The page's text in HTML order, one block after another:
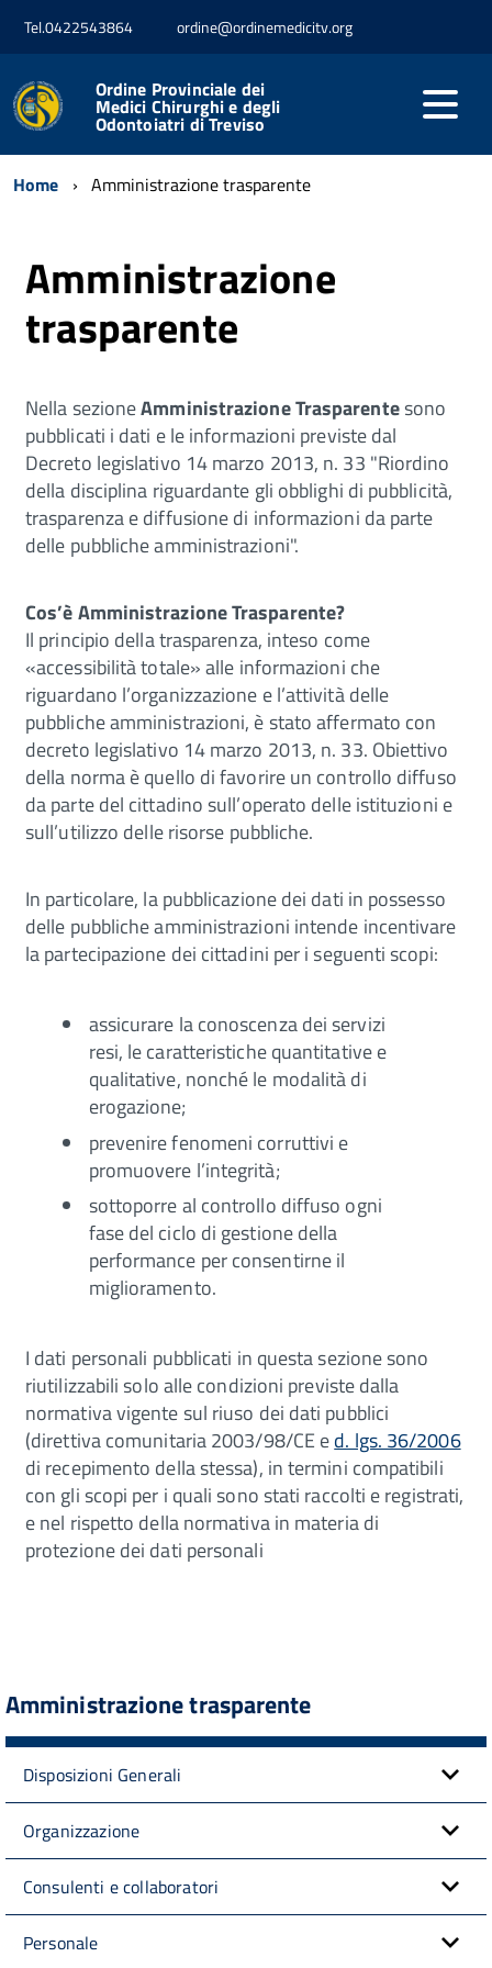
Tel.0422543864 ordine@ordinemedicitv.org
Ordine Provinciale dei
Medici Chirurghi e degli
Odontoiatri di Treviso
Home Amministrazione trasparente
Amministrazione
trasparente
Nella sezioneAmministrazione Trasparentesono
pubblicati i dati e le informazioni previste dal
Decreto legislativo 14 marzo 2013, n. 33 "Riordino
della disciplina riguardante gli obblighi di pubblicità,
trasparenza e diffusione di informazioni da parte
delle pubbliche amministrazioni".
Cos’è Amministrazione Trasparente?
Il principio della trasparenza, inteso come
«accessibilità totale» alle informazioni che
riguardano l’organizzazione e l’attività delle
pubbliche amministrazioni, è stato affermato con
decreto legislativo 14 marzo 2013, n. 33. Obiettivo
della norma è quello di favorire un controllo diffuso
da parte del cittadino sull’operato delle istituzioni e
sull’utilizzo delle risorse pubbliche.
In particolare, la pubblicazione dei dati in possesso
delle pubbliche amministrazioni intende incentivare
la partecipazione dei cittadini per i seguenti scopi:
assicurare la conoscenza dei servizi
resi, le caratteristiche quantitative e
qualitative, nonché le modalità di
erogazione;
prevenire fenomeni corruttivi e
promuovere l’integrità;
sottoporre al controllo diffuso ogni
fase del ciclo di gestione della
performance per consentirne il
miglioramento.
I dati personali pubblicati in questa sezione sono
riutilizzabili solo alle condizioni previste dalla
normativa vigente sul riuso dei dati pubblici
(direttiva comunitaria 2003/98/CE ed. lgs. 36/2006
di recepimento della stessa), in termini compatibili
con gli scopi per i quali sono stati raccolti e registrati,
e nel rispetto della normativa in materia di
protezione dei dati personali
Amministrazione trasparente
Disposizioni Generali
Organizzazione
Consulenti e collaboratori
Personale